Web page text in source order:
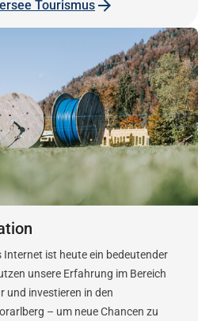
Tourismus
Internet ist heute ein bedeutender
unsere Erfahrung im Bereich
und investieren in den
– um neue Chancen zu